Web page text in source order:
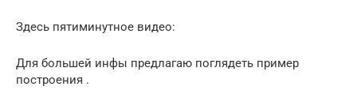
Здесь пятиминутное видео:
Для большей инфы предлагаю поглядеть пример
построения .